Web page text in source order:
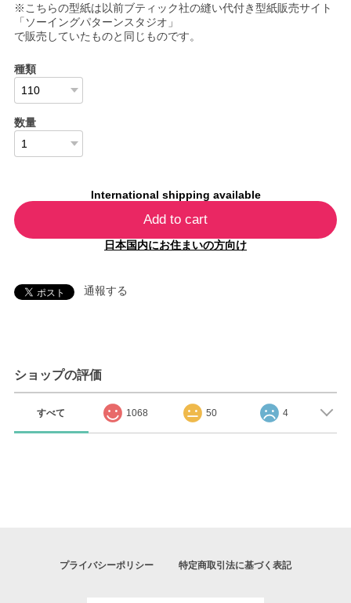
※こちらの型紙は以前ブティック社の縫い代付き型紙販売サイト
「ソーイングパターンスタジオ」
で販売していたものと同じものです。
種類
数量
International shipping available
Add to cart
日本国内にお住まいの方向け
通報する
ショップの評価
すべて 1068 50 4
プライバシーポリシー 特定商取引法に基づく表記